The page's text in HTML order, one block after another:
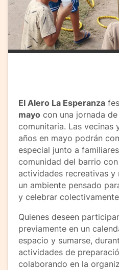
El Alero La Esperanza
mayo con una jornada
comunitaria. Las vecinas
años en mayo podrán
especial junto a
comunidad del barrio
actividades recreativas y
un ambiente pensado
y celebrar
Quienes deseen
previamente en un
espacio y sumarse,
actividades de
colaborando en la